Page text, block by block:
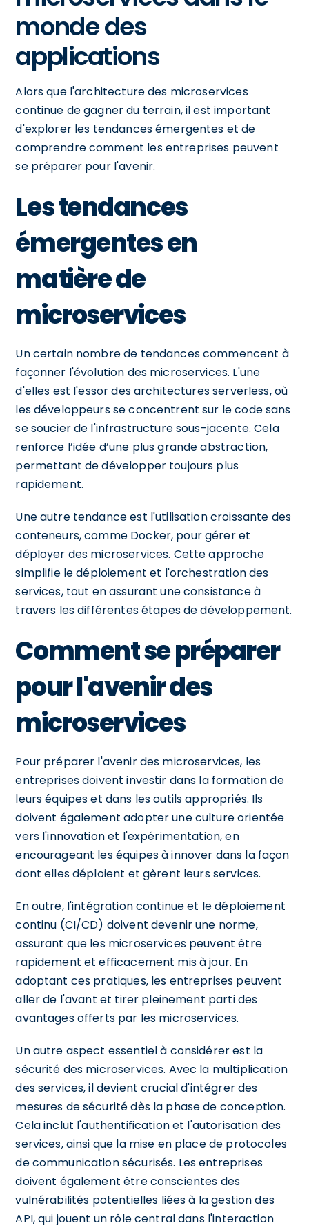
monde des
applications
Alors que l'architecture des microservices
continue de gagner du terrain, il est important
d'explorer les tendances émergentes et de
comprendre comment les entreprises peuvent
se préparer pour l'avenir.
Les tendances
émergentes en
matière de
microservices
Un certain nombre de tendances commencent à
façonner l'évolution des microservices. L'une
d'elles est l'essor des architectures serverless, où
les développeurs se concentrent sur le code sans
se soucier de l'infrastructure sous-jacente. Cela
renforce l’idée d’une plus grande abstraction,
permettant de développer toujours plus
rapidement.
Une autre tendance est l'utilisation croissante des
conteneurs, comme Docker, pour gérer et
déployer des microservices. Cette approche
simplifie le déploiement et l'orchestration des
services, tout en assurant une consistance à
travers les différentes étapes de développement.
Comment se préparer
pour l'avenir des
microservices
Pour préparer l'avenir des microservices, les
entreprises doivent investir dans la formation de
leurs équipes et dans les outils appropriés. Ils
doivent également adopter une culture orientée
vers l'innovation et l'expérimentation, en
encourageant les équipes à innover dans la façon
dont elles déploient et gèrent leurs services.
En outre, l'intégration continue et le déploiement
continu (CI/CD) doivent devenir une norme,
assurant que les microservices peuvent être
rapidement et efficacement mis à jour. En
adoptant ces pratiques, les entreprises peuvent
aller de l'avant et tirer pleinement parti des
avantages offerts par les microservices.
Un autre aspect essentiel à considérer est la
sécurité des microservices. Avec la multiplication
des services, il devient crucial d'intégrer des
mesures de sécurité dès la phase de conception.
Cela inclut l'authentification et l'autorisation des
services, ainsi que la mise en place de protocoles
de communication sécurisés. Les entreprises
doivent également être conscientes des
vulnérabilités potentielles liées à la gestion des
API, qui jouent un rôle central dans l'interaction